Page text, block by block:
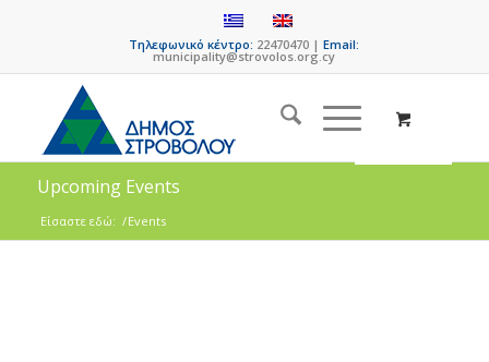
Τηλεφωνικό κέντρο: 22470470 |Email:
municipality@strovolos.org.cy
Upcoming Events
Είσαστε εδώ: /Events